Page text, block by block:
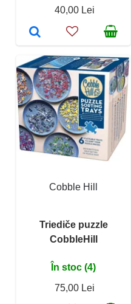
40,00 Lei
Cobble Hill
Triediče puzzle
CobbleHill
În stoc (4)
75,00 Lei